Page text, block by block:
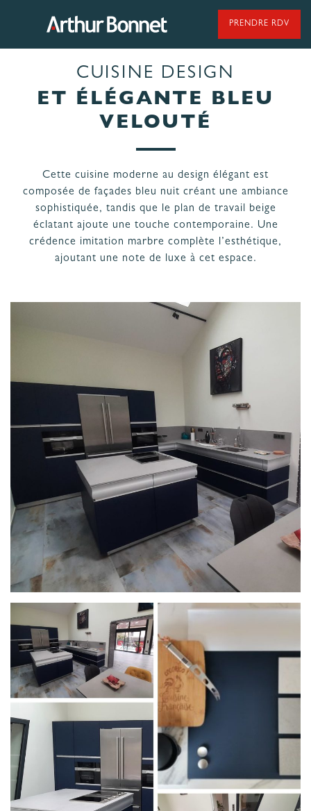
NOS MODÈLES DE CUISINES
95 ANS DE SAVOIR-FAIRE
NOS CUISINES FABRIQUÉES EN VENDÉE
ENGAGEMENTS
& GARANTIES
PRENDRE RDV
CUISINE DESIGN
ET ÉLÉGANTE BLEU
VELOUTÉ
Cette cuisine moderne au design élégant est
composée de façades bleu nuit créant une ambiance
sophistiquée, tandis que le plan de travail beige
éclatant ajoute une touche contemporaine. Une
crédence imitation marbre complète l’esthétique,
ajoutant une note de luxe à cet espace.